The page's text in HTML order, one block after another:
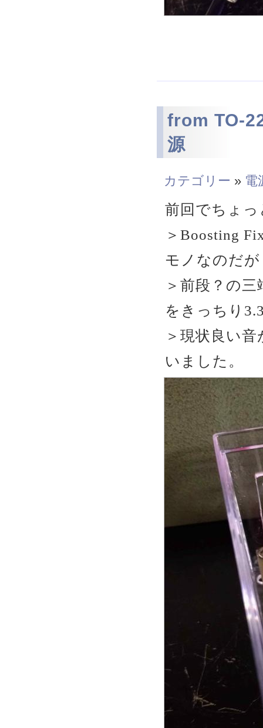
from TO-
源
カテゴリー » 電
前回でちょ
＞Boosting
モノなのだが
＞前段？の
をきっちり
＞現状良い
いました。